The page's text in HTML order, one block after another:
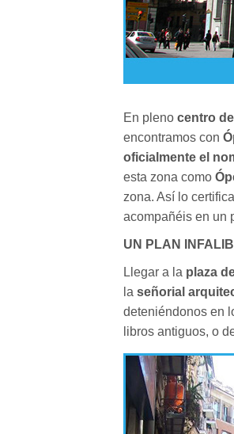
En plenocentro de
encontramos con
oficialmente el
esta zona como
zona. Así lo
acompañéis en un
UN PLAN
Llegar a la plaza
la señorial
deteniéndonos en
libros antiguos, o